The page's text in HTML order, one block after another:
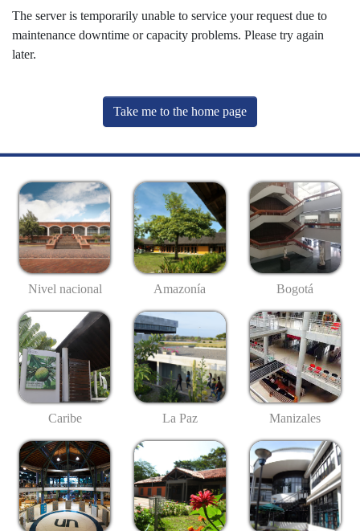
The server is temporarily unable to service your request due to
maintenance downtime or capacity problems. Please try again
later.
Take me to the home page
Nivel nacional Amazonía Bogotá
Caribe La Paz Manizales